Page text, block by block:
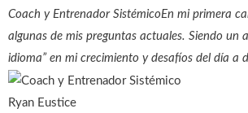
Coach y Entrenador SistémicoEn mi primera
algunas de mis preguntas actuales. Siendo un
idioma” en mi crecimiento y desafíos del día a
Ryan Eustice